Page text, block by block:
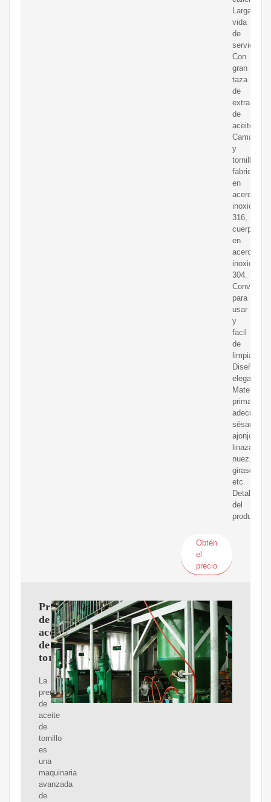
Larga
vida
de
servicio.
Con
gran
taza
de
extracción
de
aceite.
Camara
y
tornillo
fabricados
en
acero
inoxidable
316,
cuerpo
en
acero
inoxidable
304.
para
usar
y
facil
de
limpiar.
Diseño
elegante.
Materias
primas
sésamo,
ajonjolí,
linaza,
nuez,
girasoles,
etc.
Detalles
del
producto
Obtén
el
precio
Prensa
de
aceite
de
tornillo
La
prensa
de
aceite
de
tornillo
es
una
maquinaria
avanzada
de